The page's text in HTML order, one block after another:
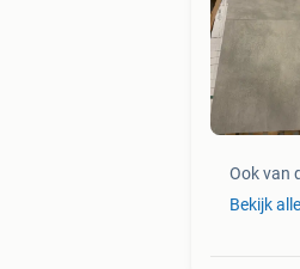
Ook van
Bekijk